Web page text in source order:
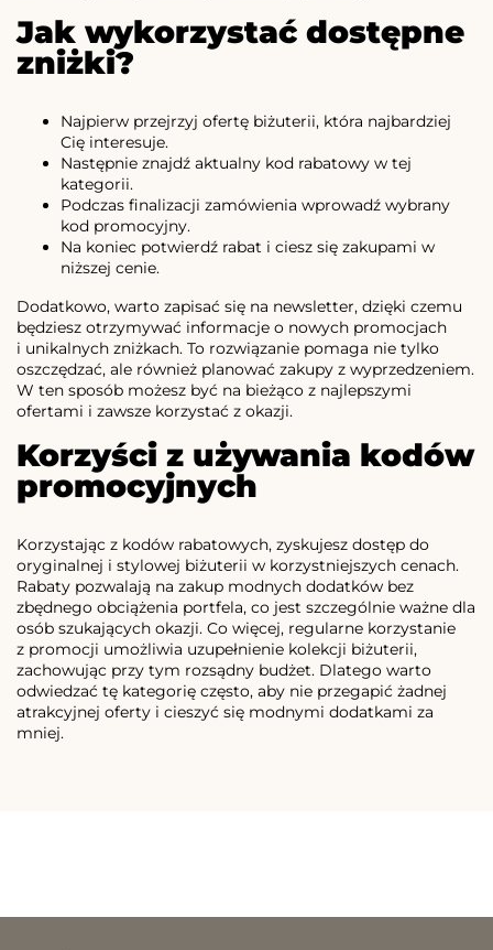
Jak wykorzystać dostępne
zniżki?
Najpierw przejrzyj ofertę biżuterii, która najbardziej
Cię interesuje.
Następnie znajdź aktualny kod rabatowy w tej
kategorii.
Podczas finalizacji zamówienia wprowadź wybrany
kod promocyjny.
Na koniec potwierdź rabat i ciesz się zakupami w
niższej cenie.
Dodatkowo, warto zapisać się na newsletter, dzięki czemu
będziesz otrzymywać informacje o nowych promocjach
i unikalnych zniżkach. To rozwiązanie pomaga nie tylko
oszczędzać, ale również planować zakupy z wyprzedzeniem.
W ten sposób możesz być na bieżąco z najlepszymi
ofertami i zawsze korzystać z okazji.
Korzyści z używania kodów
promocyjnych
Korzystając z kodów rabatowych, zyskujesz dostęp do
oryginalnej i stylowej biżuterii w korzystniejszych cenach.
Rabaty pozwalają na zakup modnych dodatków bez
zbędnego obciążenia portfela, co jest szczególnie ważne dla
osób szukających okazji. Co więcej, regularne korzystanie
z promocji umożliwia uzupełnienie kolekcji biżuterii,
zachowując przy tym rozsądny budżet. Dlatego warto
odwiedzać tę kategorię często, aby nie przegapić żadnej
atrakcyjnej oferty i cieszyć się modnymi dodatkami za
mniej.